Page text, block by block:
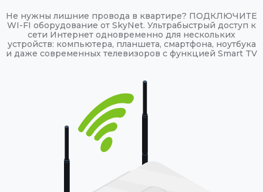
Не нужны лишние провода в квартире? ПОДКЛЮЧИТЕ
WI-FI оборудование от SkyNet. Ультрабыстрый доступ к
сети Интернет одновременно для нескольких
устройств: компьютера, планшета, смартфона, ноутбука
и даже современных телевизоров с функцией Smart TV